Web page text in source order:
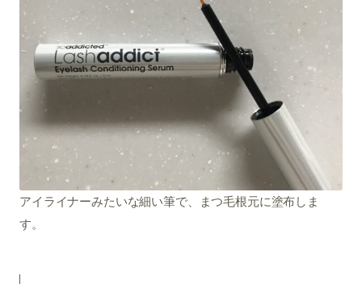
アイライナーみたいな細い筆で、まつ毛根元に塗布しま
す。